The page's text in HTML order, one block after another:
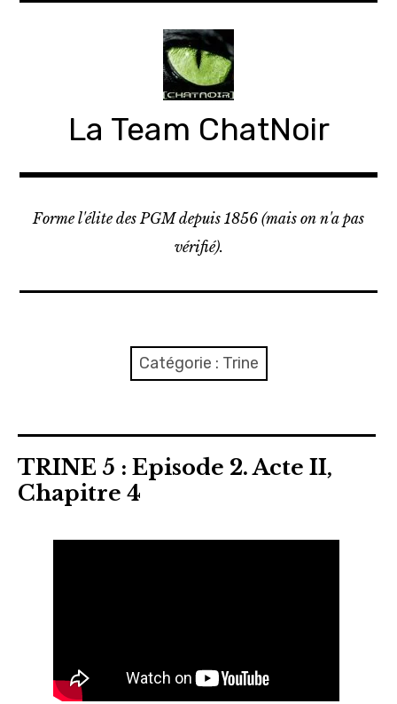
La Team ChatNoir
Forme l'élite des PGM depuis 1856 (mais on n'a pas
vérifié).
Catégorie : Trine
TRINE 5 : Episode 2. Acte II,
Chapitre 4